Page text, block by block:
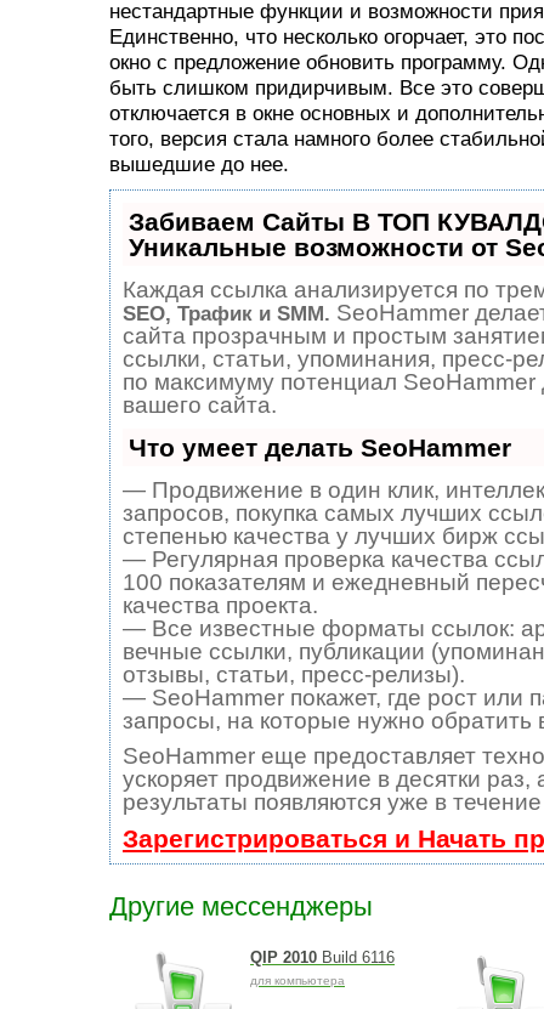
нестандартные функции и возможности
Единственно, что несколько огорчает, это
окно с предложение обновить программу.
быть слишком придирчивым. Все это
отключается в окне основных и
того, версия стала намного более
вышедшие до нее.
Забиваем Сайты В ТОП
Уникальные возможности от
Каждая ссылка анализируется по
SEO, Трафик и SMM. SeoHammer
сайта прозрачным и простым
ссылки, статьи, упоминания, пресс-
по максимуму потенциал
вашего сайта.
Что умеет делать SeoHammer
— Продвижение в один клик,
запросов, покупка самых лучших
степенью качества у лучших бирж
— Регулярная проверка качества
100 показателям и ежедневный
качества проекта.
— Все известные форматы ссылок:
вечные ссылки, публикации
отзывы, статьи, пресс-релизы).
— SeoHammer покажет, где рост или
запросы, на которые нужно обратить
SeoHammer еще предоставляет
ускоряет продвижение в десятки раз,
результаты появляются уже в
Зарегистрироваться и Начать
Другие мессенджеры
QIP 2010 Build 6116
для компьютера